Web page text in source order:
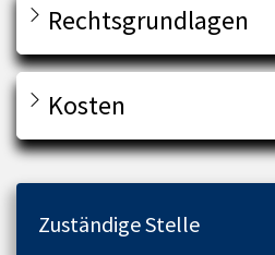
Rechtsgrundlagen
Kosten
Zuständige Stelle